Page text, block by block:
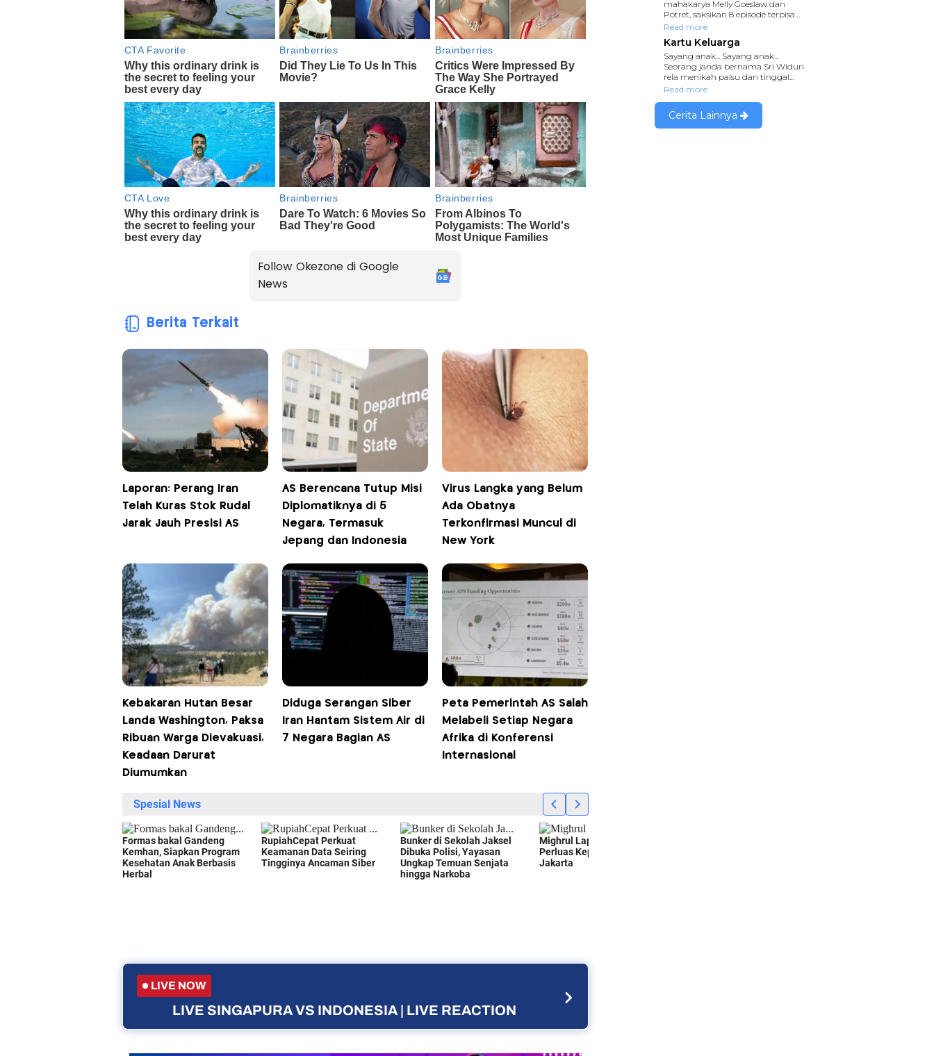
Follow Okezone di Google
News
Berita Terkait
Laporan: Perang Iran
Telah Kuras Stok Rudal
Jarak Jauh Presisi AS
AS Berencana Tutup Misi
Diplomatiknya di 5
Negara, Termasuk
Jepang dan Indonesia
Virus Langka yang Belum
Ada Obatnya
Terkonfirmasi Muncul di
New York
Kebakaran Hutan Besar
Landa Washington, Paksa
Ribuan Warga Dievakuasi,
Keadaan Darurat
Diumumkan
Diduga Serangan Siber
Iran Hantam Sistem Air di
7 Negara Bagian AS
Peta Pemerintah AS Salah
Melabeli Setiap Negara
Afrika di Konferensi
Internasional
LIVE NOW
LIVE SINGAPURA VS INDONESIA | LIVE REACTION